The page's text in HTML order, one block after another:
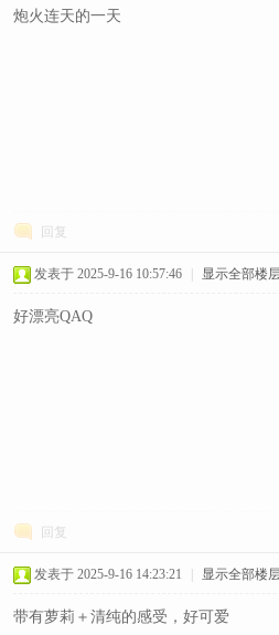
炮火连天的一天
回复
发表于 2025-9-16 10:57:46 显示全部楼
好漂亮QAQ
回复
发表于 2025-9-16 14:23:21 显示全部楼
带有萝莉＋清纯的感受，好可爱